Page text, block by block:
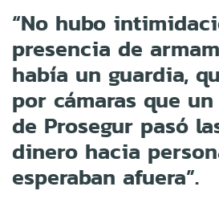
“No hubo
presencia de
había un guardia,
por cámaras que
de Prosegur pasó
dinero hacia
esperaban afuera”.